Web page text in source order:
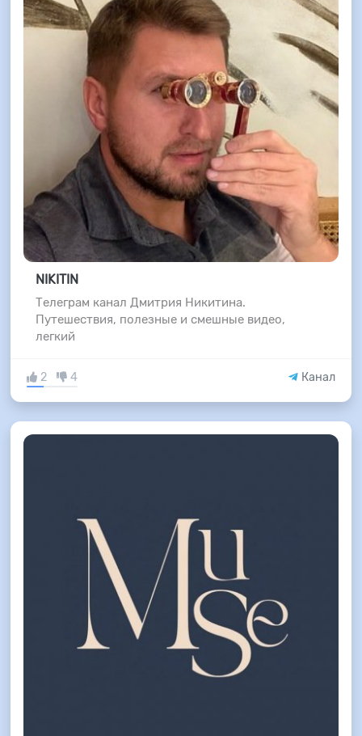
NIKITIN
Телеграм канал Дмитрия Никитина.
Путешествия, полезные и смешные видео,
легкий
2 4 Канал